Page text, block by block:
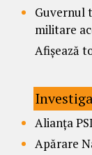
Guvernul
militare
Afișează
Alianța
Apărare